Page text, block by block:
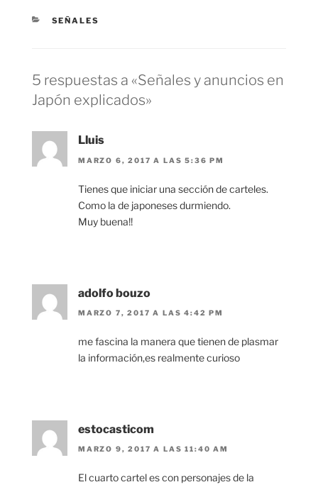
CATEGORÍAS
SEÑALES
5 respuestas a «Señales y anuncios en
Japón explicados»
Lluis
MARZO 6, 2017 A LAS 5:36 PM
Tienes que iniciar una sección de carteles.
Como la de japoneses durmiendo.
Muy buena!!
adolfo bouzo
MARZO 7, 2017 A LAS 4:42 PM
me fascina la manera que tienen de plasmar
la información,es realmente curioso
estocasticom
MARZO 9, 2017 A LAS 11:40 AM
El cuarto cartel es con personajes de la